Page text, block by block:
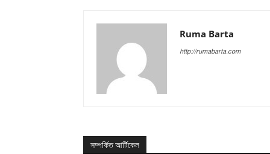
Ruma Barta
http://rumabarta.com
সম্পর্কিত আর্টিকেল